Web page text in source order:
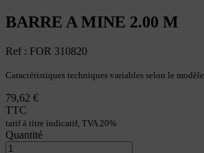
BARRE A MINE 2.00 M
Ref : FOR 310820
Caractéristiques techniques variables selon le modèle
79,62 €
TTC
tarif à titre indicatif, TVA 20%
Quantité